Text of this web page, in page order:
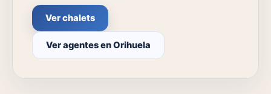
Ver chalets
Ver agentes en Orihuela